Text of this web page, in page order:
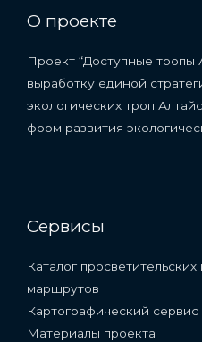
О проекте
Проект “Доступные тропы
выработку единой
экологических троп
форм развития
Сервисы
Каталог
маршрутов
Картографический сервис
Материалы проекта